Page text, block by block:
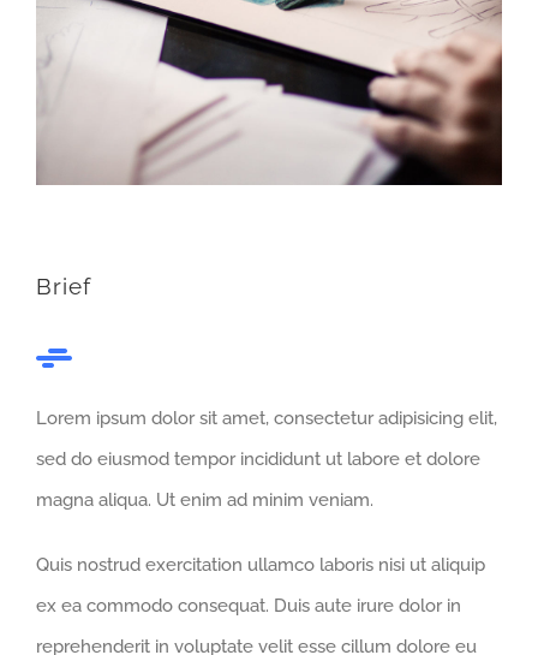
Brief
Lorem ipsum dolor sit amet, consectetur adipisicing elit,
sed do eiusmod tempor incididunt ut labore et dolore
magna aliqua. Ut enim ad minim veniam.
Quis nostrud exercitation ullamco laboris nisi ut aliquip
ex ea commodo consequat. Duis aute irure dolor in
reprehenderit in voluptate velit esse cillum dolore eu